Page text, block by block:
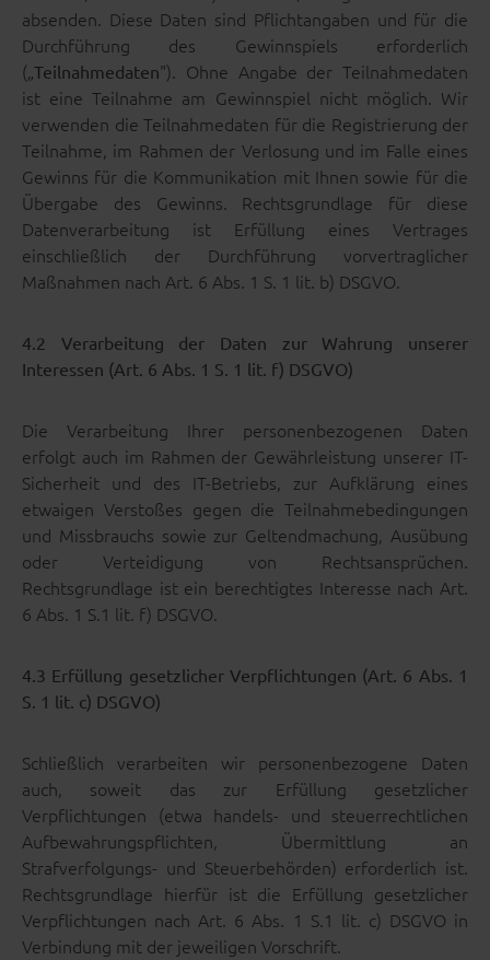
absenden. Diese Daten sind Pflichtangaben und für die
Durchführung des Gewinnspiels erforderlich
(„Teilnahmedaten"). Ohne Angabe der Teilnahmedaten
ist eine Teilnahme am Gewinnspiel nicht möglich. Wir
verwenden die Teilnahmedaten für die Registrierung der
Teilnahme, im Rahmen der Verlosung und im Falle eines
Gewinns für die Kommunikation mit Ihnen sowie für die
Übergabe des Gewinns. Rechtsgrundlage für diese
Datenverarbeitung ist Erfüllung eines Vertrages
einschließlich der Durchführung vorvertraglicher
Maßnahmen nach Art. 6 Abs. 1 S. 1 lit. b) DSGVO.
4.2 Verarbeitung der Daten zur Wahrung unserer
Interessen (Art. 6 Abs. 1 S. 1 lit. f) DSGVO)
Die Verarbeitung Ihrer personenbezogenen Daten
erfolgt auch im Rahmen der Gewährleistung unserer IT-
Sicherheit und des IT-Betriebs, zur Aufklärung eines
etwaigen Verstoßes gegen die Teilnahmebedingungen
und Missbrauchs sowie zur Geltendmachung, Ausübung
oder Verteidigung von Rechtsansprüchen.
Rechtsgrundlage ist ein berechtigtes Interesse nach Art.
6 Abs. 1 S.1 lit. f) DSGVO.
4.3 Erfüllung gesetzlicher Verpflichtungen (Art. 6 Abs. 1
S. 1 lit. c) DSGVO)
Schließlich verarbeiten wir personenbezogene Daten
auch, soweit das zur Erfüllung gesetzlicher
Verpflichtungen (etwa handels- und steuerrechtlichen
Aufbewahrungspflichten, Übermittlung an
Strafverfolgungs- und Steuerbehörden) erforderlich ist.
Rechtsgrundlage hierfür ist die Erfüllung gesetzlicher
Verpflichtungen nach Art. 6 Abs. 1 S.1 lit. c) DSGVO in
Verbindung mit der jeweiligen Vorschrift.